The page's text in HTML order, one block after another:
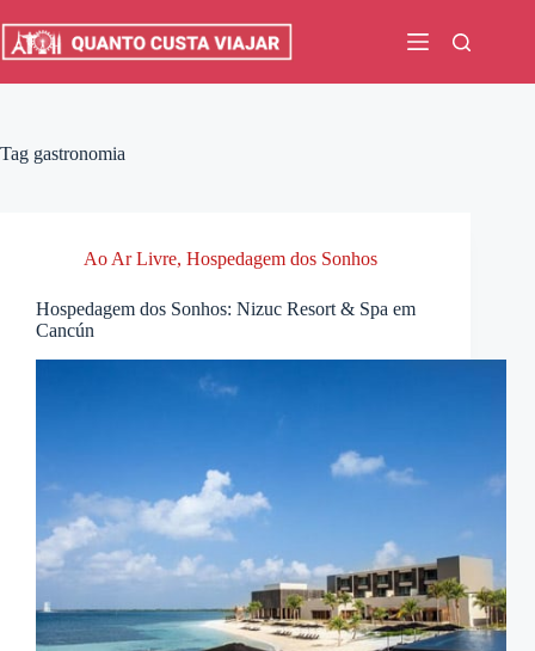
para
Tag gastronomia
Ao Ar Livre, Hospedagem dos Sonhos
Hospedagem dos Sonhos: Nizuc Resort & Spa em
Cancún